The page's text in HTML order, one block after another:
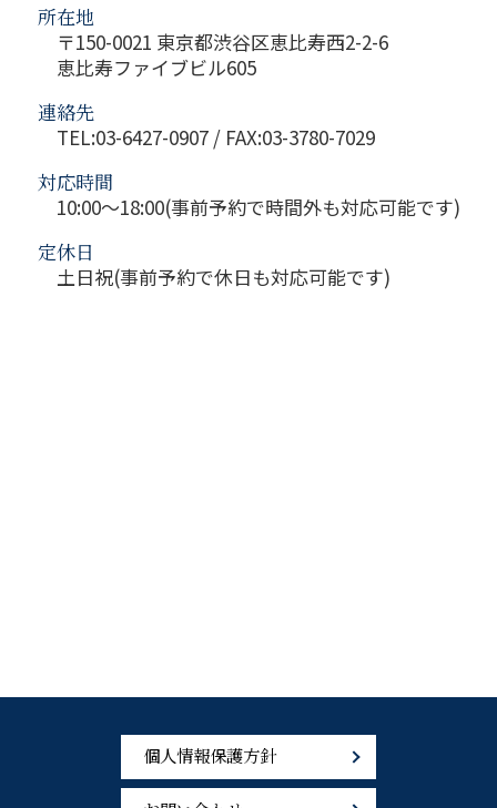
所在地
〒150-0021 東京都渋谷区恵比寿西2-2-6
恵比寿ファイブビル605
連絡先
TEL:03-6427-0907 / FAX:03-3780-7029
対応時間
10:00～18:00(事前予約で時間外も対応可能です)
定休日
土日祝(事前予約で休日も対応可能です)
個人情報保護方針